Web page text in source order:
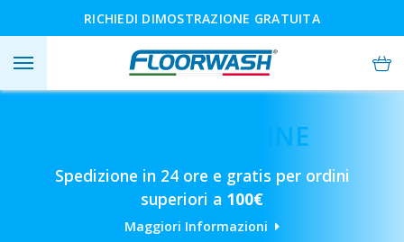
RICHIEDI DIMOSTRAZIONE GRATUITA
COMPRA ONLINE
Spedizione in 24 ore e gratis per ordini
superiori a 100€
Maggiori Informazioni